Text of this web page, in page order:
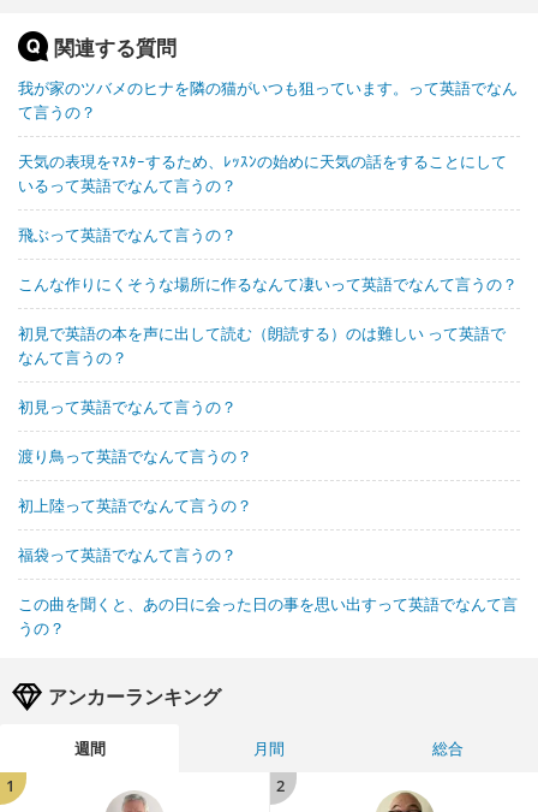
関連する質問
我が家のツバメのヒナを隣の猫がいつも狙っています。って英語でなん
て言うの？
天気の表現をﾏｽﾀｰするため、ﾚｯｽﾝの始めに天気の話をすることにして
いるって英語でなんて言うの？
飛ぶって英語でなんて言うの？
こんな作りにくそうな場所に作るなんて凄いって英語でなんて言うの？
初見で英語の本を声に出して読む（朗読する）のは難しい って英語で
なんて言うの？
初見って英語でなんて言うの？
渡り鳥って英語でなんて言うの？
初上陸って英語でなんて言うの？
福袋って英語でなんて言うの？
この曲を聞くと、あの日に会った日の事を思い出すって英語でなんて言
うの？
アンカーランキング
週間 月間
総合
1
2